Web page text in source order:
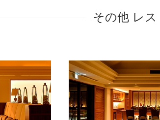
その他 レ